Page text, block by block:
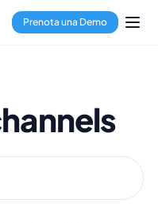
Prenota una Demo